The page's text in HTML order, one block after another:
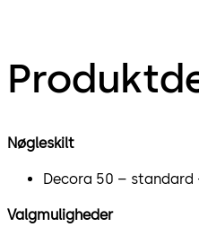
Nøgleskilt
Decora 50 –
Valgmuligheder